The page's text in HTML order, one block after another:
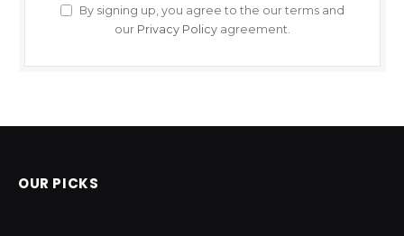
By signing up, you agree to the our terms and
our Privacy Policy agreement.
OUR PICKS